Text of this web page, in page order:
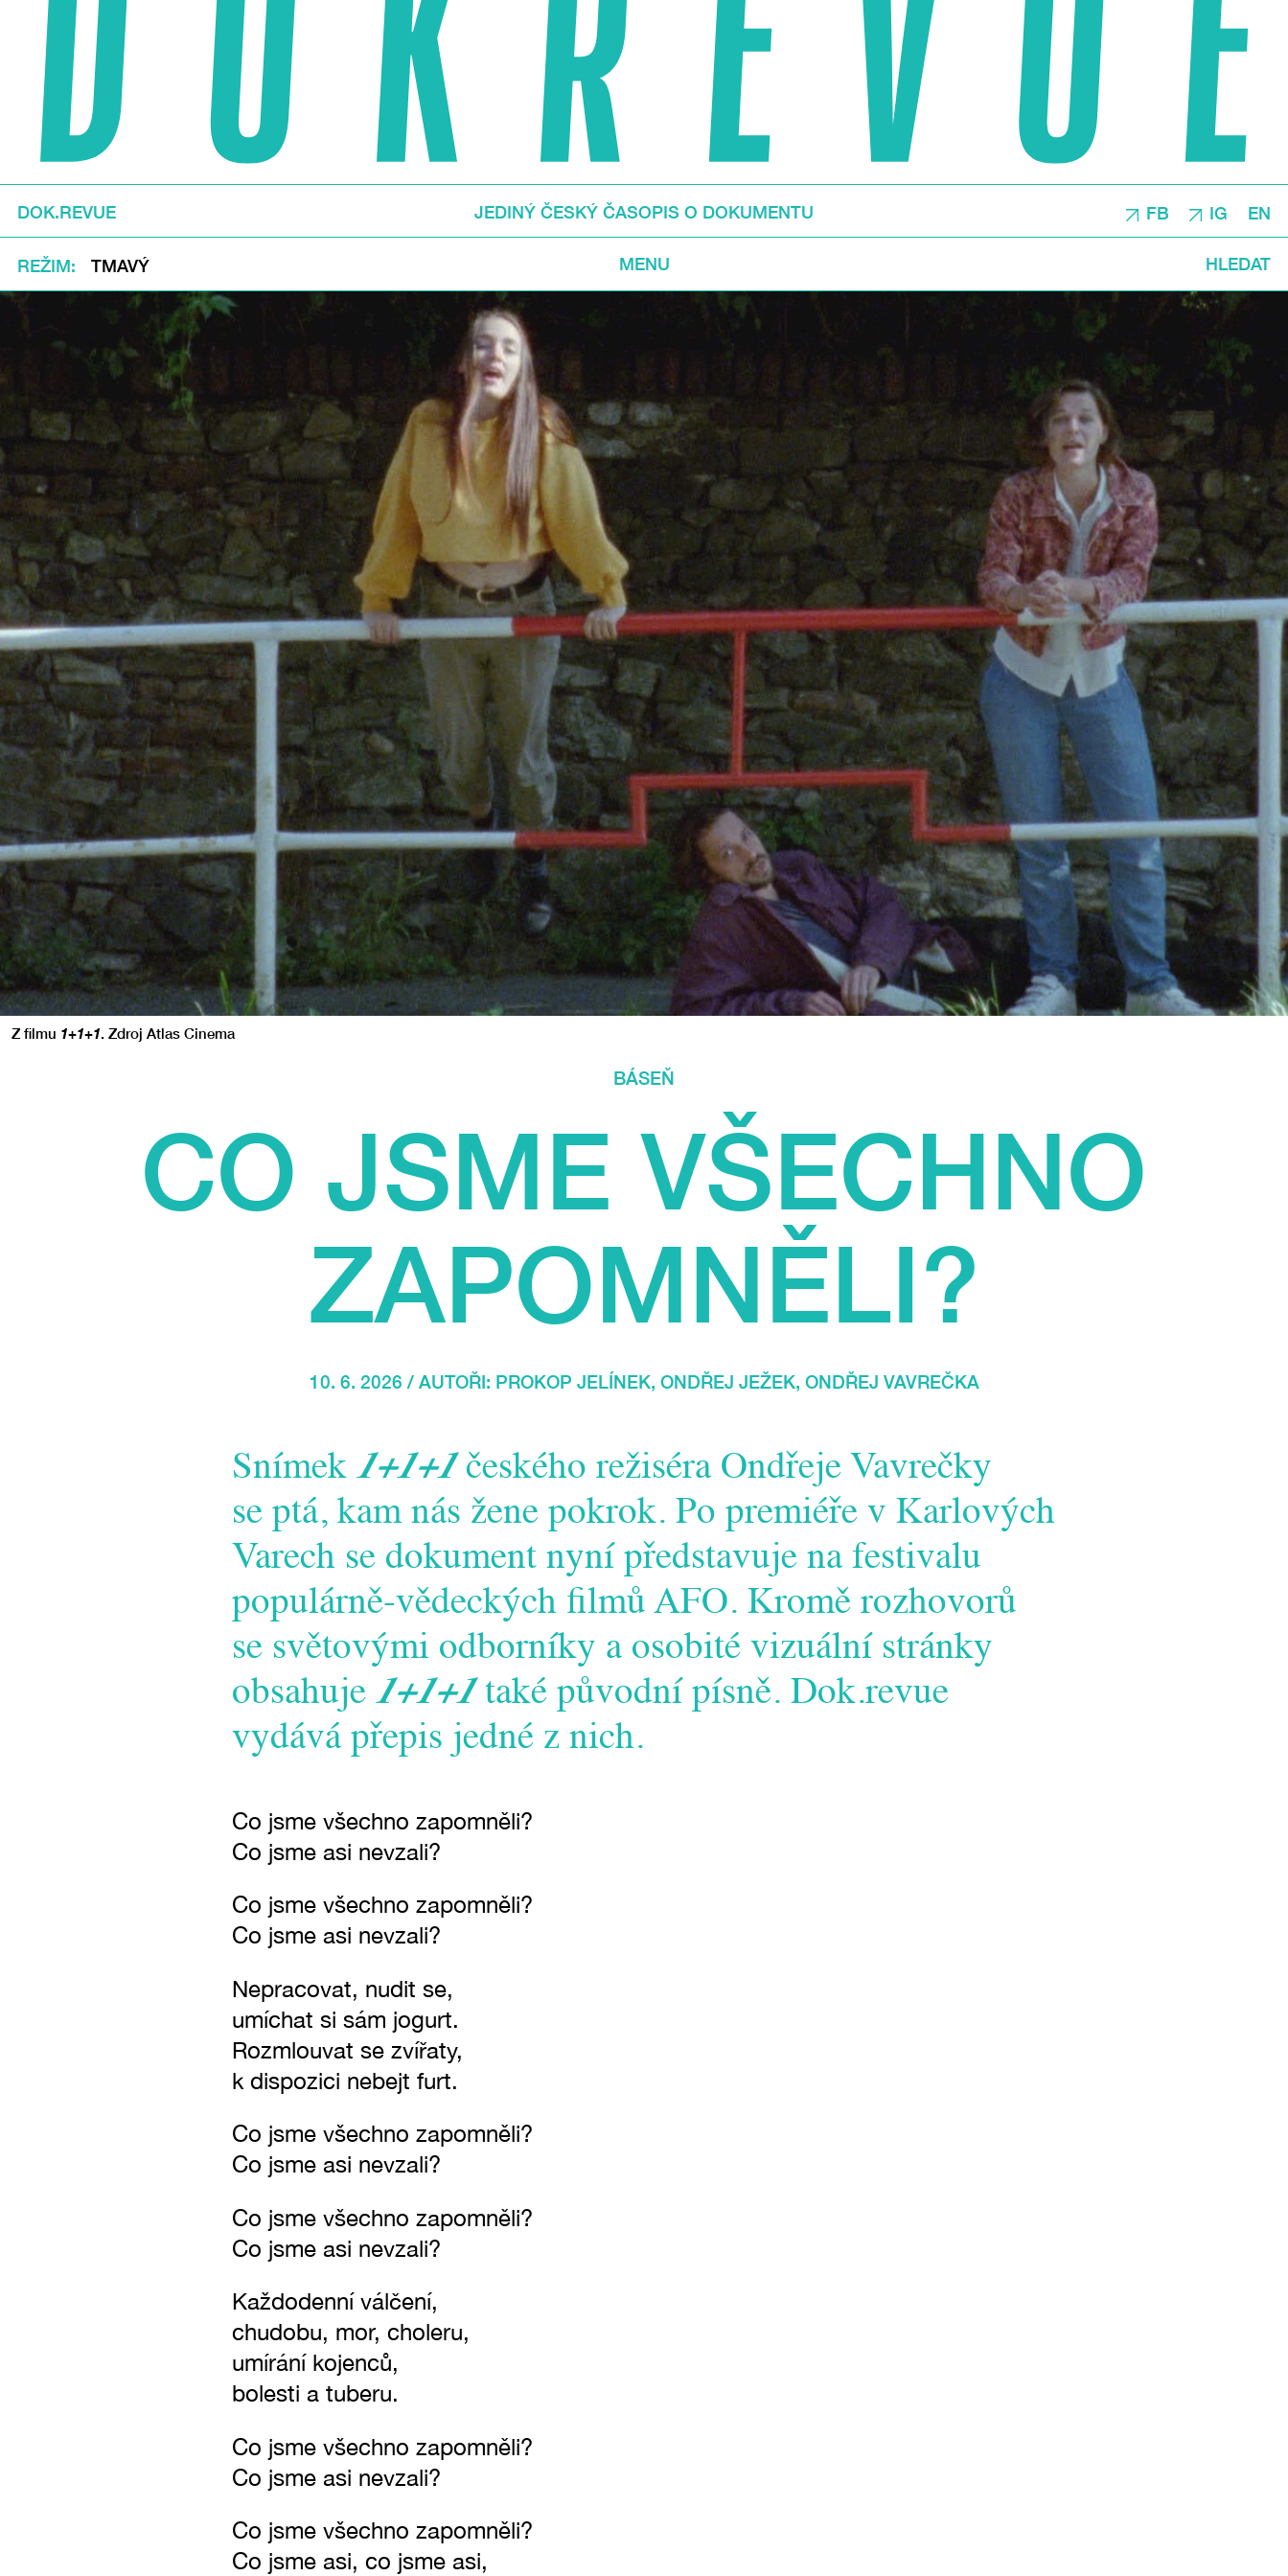
DOK.REVUE JEDINÝ ČESKÝ ČASOPIS O DOKUMENTU FB IG EN
REŽIM TMAVÝ MENU HLEDAT
Z filmu 1+1+1. Zdroj Atlas Cinema
BÁSEŇ
CO JSME VŠECHNO
ZAPOMNĚLI?
10. 6. 2026 / AUTOŘI: PROKOP JELÍNEK, ONDŘEJ JEŽEK, ONDŘEJ VAVREČKA
Snímek 1+1+1 českého režiséra Ondřeje Vavrečky
se ptá, kam nás žene pokrok. Po premiéře v Karlových
Varech se dokument nyní představuje na festivalu
populárně-vědeckých filmů AFO. Kromě rozhovorů
se světovými odborníky a osobité vizuální stránky
obsahuje 1+1+1také původní písně. Dok.revue
vydává přepis jedné z nich.
Co jsme všechno zapomněli?
Co jsme asi nevzali?
Co jsme všechno zapomněli?
Co jsme asi nevzali?
Nepracovat, nudit se,
umíchat si sám jogurt.
Rozmlouvat se zvířaty,
k dispozici nebejt furt.
Co jsme všechno zapomněli?
Co jsme asi nevzali?
Co jsme všechno zapomněli?
Co jsme asi nevzali?
Každodenní válčení,
chudobu, mor, choleru,
umírání kojenců,
bolesti a tuberu.
Co jsme všechno zapomněli?
Co jsme asi nevzali?
Co jsme všechno zapomněli?
Co jsme asi, co jsme asi,